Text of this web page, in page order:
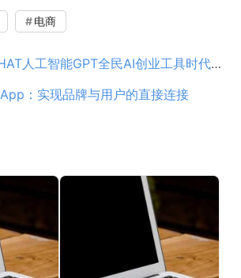
电商
人工智能GPT全民AI创业工具时代发展与未来机遇
：实现品牌与用户的直接连接